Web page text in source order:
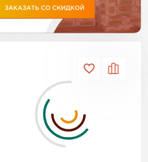
Изовол
Basfiber